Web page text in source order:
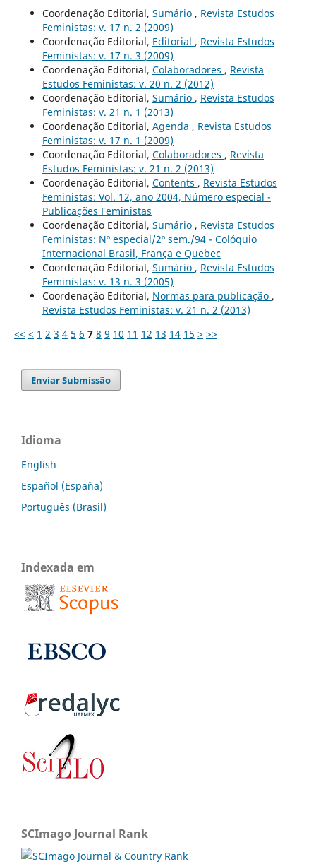
Coordenação Editorial, Sumário , Revista Estudos
Feministas: v. 17 n. 2 (2009)
Coordenação Editorial, Editorial , Revista Estudos
Feministas: v. 17 n. 3 (2009)
Coordenação Editorial, Colaboradores , Revista
Estudos Feministas: v. 20 n. 2 (2012)
Coordenação Editorial, Sumário , Revista Estudos
Feministas: v. 21 n. 1 (2013)
Coordenação Editorial, Agenda , Revista Estudos
Feministas: v. 17 n. 1 (2009)
Coordenação Editorial, Colaboradores , Revista
Estudos Feministas: v. 21 n. 2 (2013)
Coordenação Editorial, Contents , Revista Estudos
Feministas: Vol. 12, ano 2004, Número especial -
Publicações Feministas
Coordenação Editorial, Sumário , Revista Estudos
Feministas: Nº especial/2º sem./94 - Colóquio
Internacional Brasil, França e Quebec
Coordenação Editorial, Sumário , Revista Estudos
Feministas: v. 13 n. 3 (2005)
Coordenação Editorial, Normas para publicação ,
Revista Estudos Feministas: v. 21 n. 2 (2013)
<< < 1 2 3 4 5 6 7 8 9 10 11 12 13 14 15 > >>
Enviar Submissão
Idioma
English
Español (España)
Português (Brasil)
Indexada em
SCImago Journal Rank